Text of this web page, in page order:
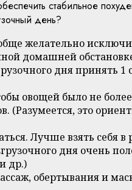
стабильное
день?
желательно
домашней
дня принять 1
овощей было не
(Разумеется, это
Лучше взять себя
дня очень
др.)
обертывания и